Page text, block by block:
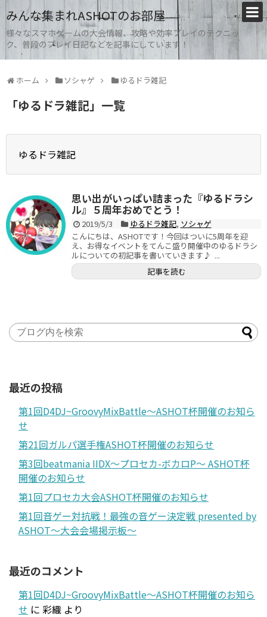
みんな集まれASHOTのお部屋
様々なスマホゲームの大会情報、攻略や効率プレイのテクニッ
ク、普段のプレイ日記などを記事にしています！
ホーム ソシャゲ ゆるドラ雑記
「ゆるドラ雑記」 一覧
ゆるドラ雑記
思い出がいっぱい詰まった『ゆるドラシ
ル』５周年おめでとう！
2019/5/3 ゆるドラ雑記, ソシャゲ
こんにちは、ASHOTです！今回はついに5周年を迎
え、お得なイベントをてんこ盛り開催中のゆるドラシ
ルについての初記事を書いていきます♪ ...
記事を読む
最近の投稿
第1回D4DJ~GroovyMixBattle～ASHOT杯開催のお知ら
せ
第21回ガルパ選手権ASHOT杯開催のお知らせ
第3回beatmania IIDX～プロセカ-ボカロP～ ASHOT杯
開催のお知らせ
第1回プロセカ大会ASHOT杯開催のお知らせ
第1回音ゲー対抗戦！最強の音ゲー決定戦 presented by
ASHOT～大会会場掲示板～
最近のコメント
第1回D4DJ~GroovyMixBattle～ASHOT杯開催のお知ら
せ に 彩織 より